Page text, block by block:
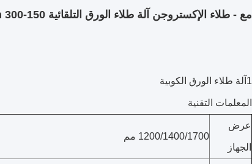
مع - طلاء الإكستروجن آلة طلاء الورق التلقائية 150-300 M/Min تبادل السرعة
1آلة طلاء الورق الكوبية
المعلمات التقنية
عرض
الجهاز
1200/1400/1700 مم